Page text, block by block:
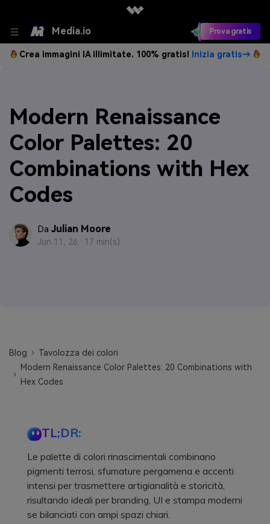
Media.io Prova gratis
Crea immagini IA illimitate. 100% gratis! Inizia gratis→
Modern Renaissance
Color Palettes: 20
Combinations with Hex
Codes
Da Julian Moore
Jun 11, 26 · 17 min(s)
Blog
Tavolozza dei colori
Modern Renaissance Color Palettes: 20 Combinations with
Hex Codes
TL;DR:
Le palette di colori rinascimentali combinano
pigmenti terrosi, sfumature pergamena e accenti
intensi per trasmettere artigianalità e storicità,
risultando ideali per branding, UI e stampa moderni
se bilanciati con ampi spazi chiari.